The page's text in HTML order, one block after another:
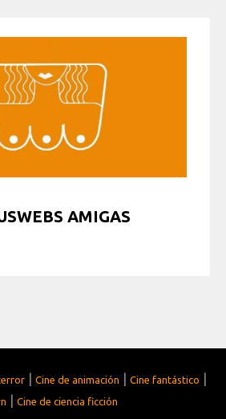
AMIGAS
| Cine de animación | Cine fantástico |
| Cine de ciencia ficción